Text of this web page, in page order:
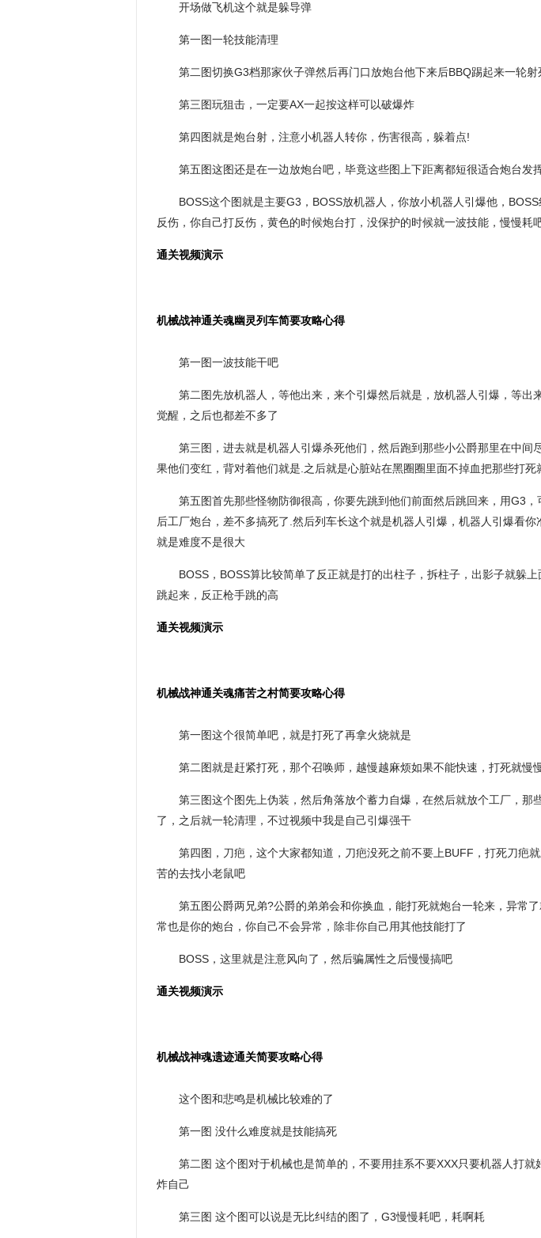
开场做飞机这个就是躲导弹
第一图一轮技能清理
第二图切换G3档那家伙子弹然后再门口放炮台他下来后BBQ踢起来一轮射
第三图玩狙击，一定要AX一起按这样可以破爆炸
第四图就是炮台射，注意小机器人转你，伤害很高，躲着点!
第五图这图还是在一边放炮台吧，毕竟这些图上下距离都短很适合炮台发
BOSS这个图就是主要G3，BOSS放机器人，你放小机器人引爆他，
反伤，你自己打反伤，黄色的时候炮台打，没保护的时候就一波技能，慢慢耗
通关视频演示
机械战神通关魂幽灵列车简要攻略心得
第一图一波技能干吧
第二图先放机器人，等他出来，来个引爆然后就是，放机器人引爆，等出
觉醒，之后也都差不多了
第三图，进去就是机器人引爆杀死他们，然后跑到那些小公爵那里在中间
果他们变红，背对着他们就是.之后就是心脏站在黑圈圈里面不掉血把那些打死
第五图首先那些怪物防御很高，你要先跳到他们前面然后跳回来，用G3，
后工厂炮台，差不多搞死了.然后列车长这个就是机器人引爆，机器人引爆看你
就是难度不是很大
BOSS，BOSS算比较简单了反正就是打的出柱子，拆柱子，出影子就躲
跳起来，反正枪手跳的高
通关视频演示
机械战神通关魂痛苦之村简要攻略心得
第一图这个很简单吧，就是打死了再拿火烧就是
第二图就是赶紧打死，那个召唤师，越慢越麻烦如果不能快速，打死就慢
第三图这个图先上伪装，然后角落放个蓄力自爆，在然后就放个工厂，那
了，之后就一轮清理，不过视频中我是自己引爆强干
第四图，刀疤，这个大家都知道，刀疤没死之前不要上BUFF，打死刀疤
苦的去找小老鼠吧
第五图公爵两兄弟?公爵的弟弟会和你换血，能打死就炮台一轮来，异常
常也是你的炮台，你自己不会异常，除非你自己用其他技能打了
BOSS，这里就是注意风向了，然后骗属性之后慢慢搞吧
通关视频演示
机械战神魂遗迹通关简要攻略心得
这个图和悲鸣是机械比较难的了
第一图 没什么难度就是技能搞死
第二图 这个图对于机械也是简单的，不要用挂系不要XXX只要机器人打就
炸自己
第三图 这个图可以说是无比纠结的图了，G3慢慢耗吧，耗啊耗